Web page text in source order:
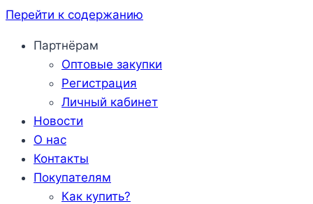
Перейти к содержанию
Партнёрам
Оптовые закупки
Регистрация
Личный кабинет
Новости
О нас
Контакты
Покупателям
Как купить?